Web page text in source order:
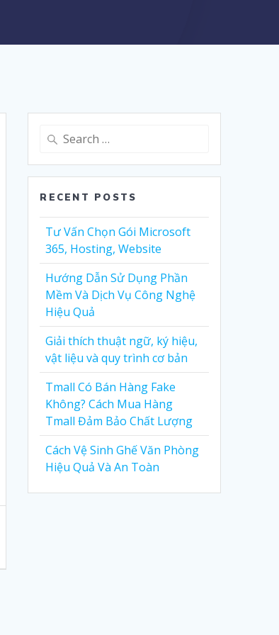
Search
RECENT POSTS
Tư Vấn Chọn Gói Microsoft
365, Hosting, Website
Hướng Dẫn Sử Dụng Phần
Mềm Và Dịch Vụ Công Nghệ
Hiệu Quả
Giải thích thuật ngữ, ký hiệu,
vật liệu và quy trình cơ bản
Tmall Có Bán Hàng Fake
Không? Cách Mua Hàng
Tmall Đảm Bảo Chất Lượng
Cách Vệ Sinh Ghế Văn Phòng
Hiệu Quả Và An Toàn